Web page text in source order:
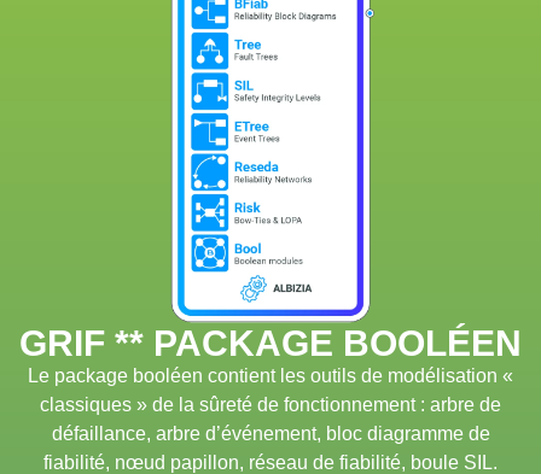
GRIF ** PACKAGE BOOLÉEN
Le package booléen contient les outils de modélisation «
classiques » de la sûreté de fonctionnement : arbre de
défaillance, arbre d’événement, bloc diagramme de
fiabilité, nœud papillon, réseau de fiabilité, boule SIL.